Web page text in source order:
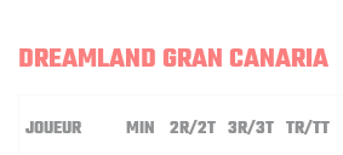
DREAMLAND GRAN CANARIA
JOUEUR MIN 2R/2T 3R/3T TR/TT